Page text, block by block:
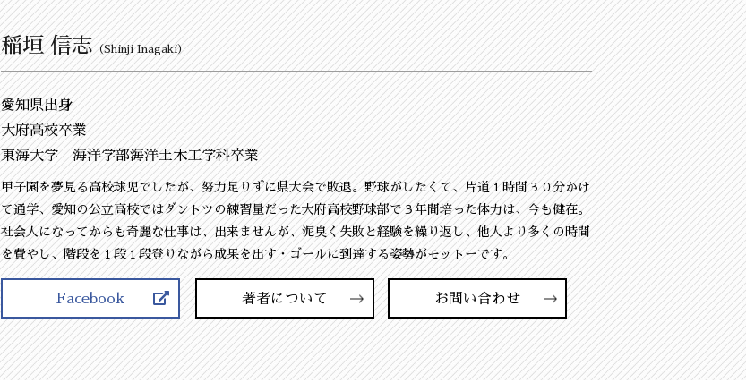
稲垣 信志（Shinji Inagaki）
愛知県出身
大府高校卒業
東海大学 海洋学部海洋土木工学科卒業
甲子園を夢見る高校球児でしたが、努力足りずに県大会で敗退。野球がしたくて、片道１時間３０分かけ
て通学、愛知の公立高校ではダントツの練習量だった大府高校野球部で３年間培った体力は、今も健在。
社会人になってからも奇麗な仕事は、出来ませんが、泥臭く失敗と経験を繰り返し、他人より多くの時間
を費やし、階段を１段１段登りながら成果を出す・ゴールに到達する姿勢がモットーです。
Facebook 著者について お問い合わせ